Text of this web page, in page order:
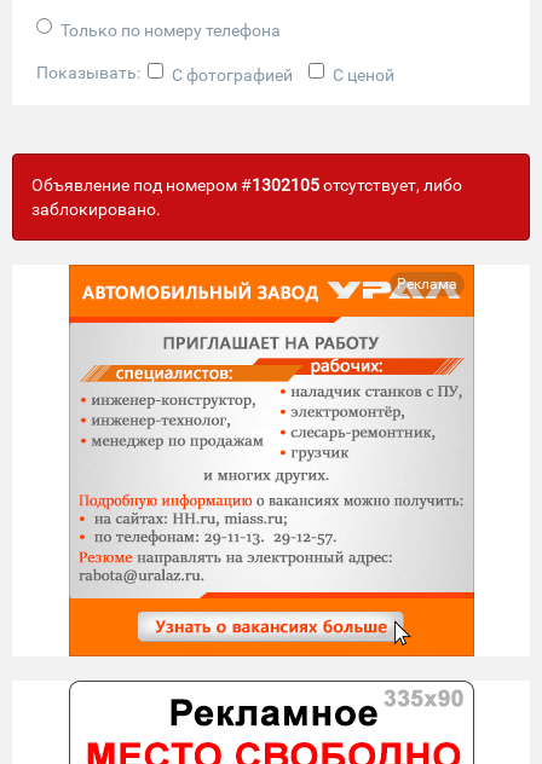
Только по номеру телефона
Показывать: С фотографией С ценой
Объявление под номером #1302105отсутствует, либо
заблокировано.
Реклама